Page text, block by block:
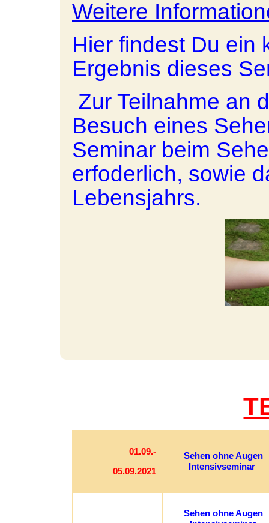
Weitere
Hier findest Du ein
Ergebnis dieses
Zur Teilnahme an
Besuch eines
Seminar beim
erfoderlich, sowie
Lebensjahrs.
01.09.-
05.09.2021
Sehen ohne Augen
Intensivseminar
Sehen ohne Augen